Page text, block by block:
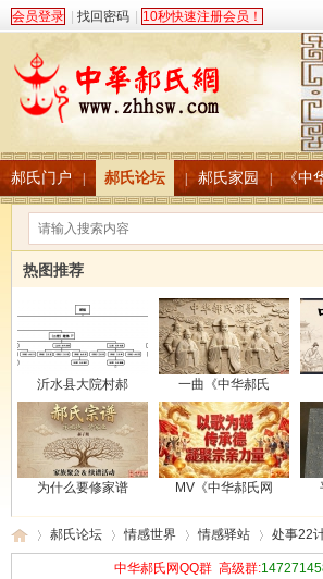
会员登录 找回密码 10秒快速注册会员！
郝氏门户 | 郝氏论坛 郝氏家园 《中
热图推荐
沂水县大院村郝 一曲《中华郝氏
为什么要修家谱 MV《中华郝氏网
郝氏论坛 情感世界 情感驿站 处事22
中华郝氏网QQ群 高级群: